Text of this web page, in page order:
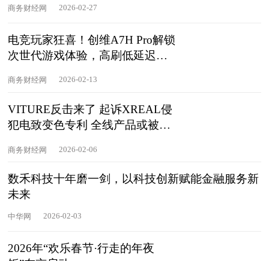
商务财经网 2026-02-27
电竞玩家狂喜！创维A7H Pro解锁
次世代游戏体验，高刷低延迟无
商务财经网 2026-02-13
VITURE反击来了 起诉XREAL侵
犯电致变色专利 全线产品或被禁
商务财经网 2026-02-06
数禾科技十年磨一剑，以科技创新赋能金融服务新
未来
中华网 2026-02-03
2026年“欢乐春节·行走的年夜